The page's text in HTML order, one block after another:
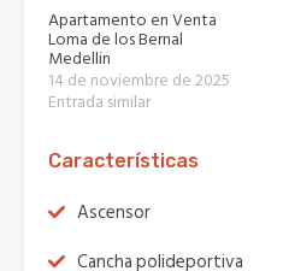
Apartamento en Venta
Loma de los Bernal
Medellin
14 de noviembre de 2025
Entrada similar
Características
Ascensor
Cancha polideportiva